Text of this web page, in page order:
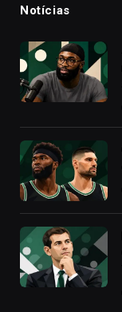
Notícias